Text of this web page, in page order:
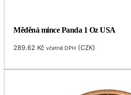
Měděná mince Panda 1 Oz USA
289.62 Kč včetně DPH (CZK)